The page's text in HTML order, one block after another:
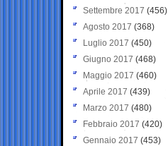
Settembre 2017 (456)
Agosto 2017 (368)
Luglio 2017 (450)
Giugno 2017 (468)
Maggio 2017 (460)
Aprile 2017 (439)
Marzo 2017 (480)
Febbraio 2017 (420)
Gennaio 2017 (453)